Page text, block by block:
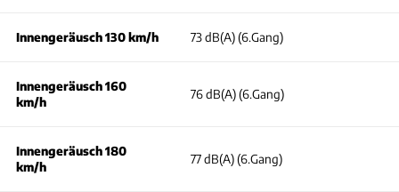
Innengeräusch 130 km/h 73 dB(A) (6.Gang)
Innengeräusch 160
km/h
76 dB(A) (6.Gang)
Innengeräusch 180
km/h
77 dB(A) (6.Gang)